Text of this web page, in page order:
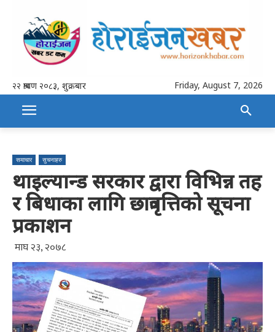
२२ श्रावण २०८३, शुक्रबार Friday, August 7, 2026
समाचार सुचनाहरु
थाइल्यान्ड सरकार द्वारा विभिन्न तह
र बिधाका लागि छात्रवृत्तिको सूचना
प्रकाशन
माघ २३, २०७८